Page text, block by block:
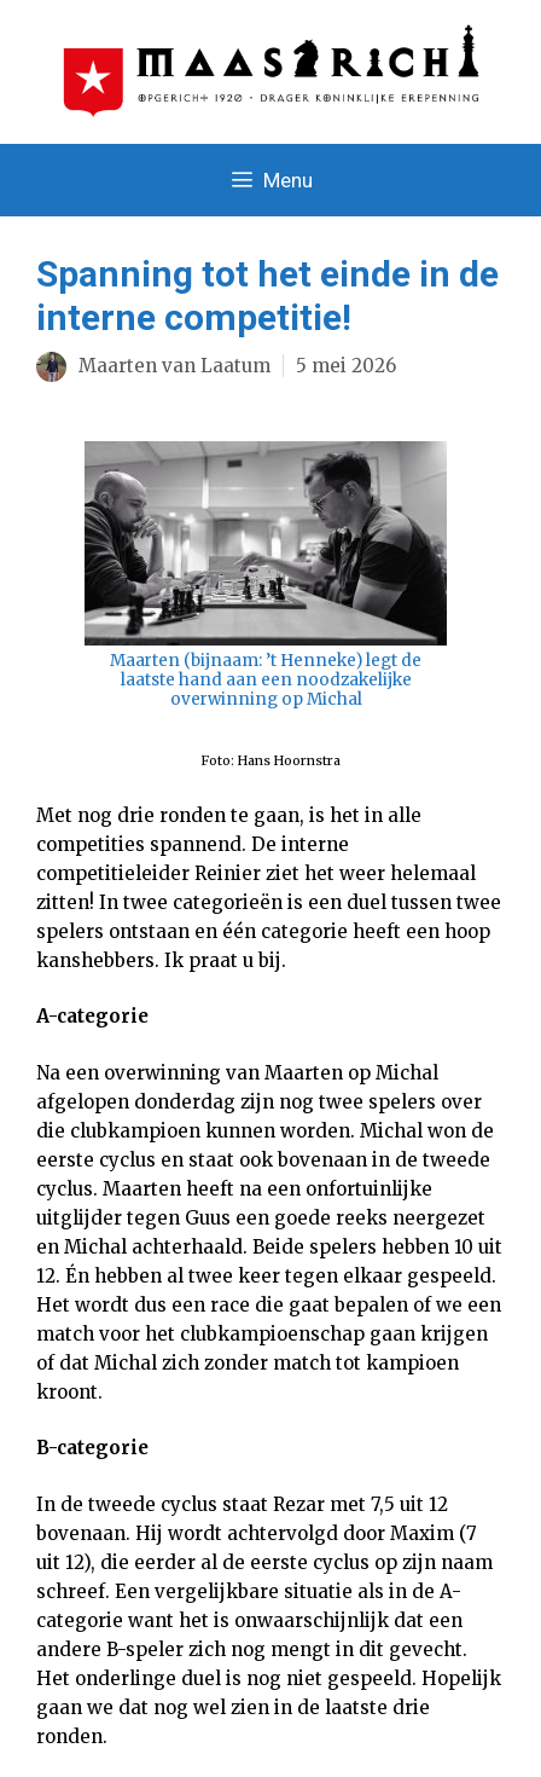
Menu
Spanning tot het einde in de
interne competitie!
Maarten van Laatum 5 mei 2026
Maarten (bijnaam: ’t Henneke) legt de
laatste hand aan een noodzakelijke
overwinning op Michal
Foto: Hans Hoornstra
Met nog drie ronden te gaan, is het in alle
competities spannend. De interne
competitieleider Reinier ziet het weer helemaal
zitten! In twee categorieën is een duel tussen twee
spelers ontstaan en één categorie heeft een hoop
kanshebbers. Ik praat u bij.
A-categorie
Na een overwinning van Maarten op Michal
afgelopen donderdag zijn nog twee spelers over
die clubkampioen kunnen worden. Michal won de
eerste cyclus en staat ook bovenaan in de tweede
cyclus. Maarten heeft na een onfortuinlijke
uitglijder tegen Guus een goede reeks neergezet
en Michal achterhaald. Beide spelers hebben 10 uit
12. Én hebben al twee keer tegen elkaar gespeeld.
Het wordt dus een race die gaat bepalen of we een
match voor het clubkampioenschap gaan krijgen
of dat Michal zich zonder match tot kampioen
kroont.
B-categorie
In de tweede cyclus staat Rezar met 7,5 uit 12
bovenaan. Hij wordt achtervolgd door Maxim (7
uit 12), die eerder al de eerste cyclus op zijn naam
schreef. Een vergelijkbare situatie als in de A-
categorie want het is onwaarschijnlijk dat een
andere B-speler zich nog mengt in dit gevecht.
Het onderlinge duel is nog niet gespeeld. Hopelijk
gaan we dat nog wel zien in de laatste drie
ronden.